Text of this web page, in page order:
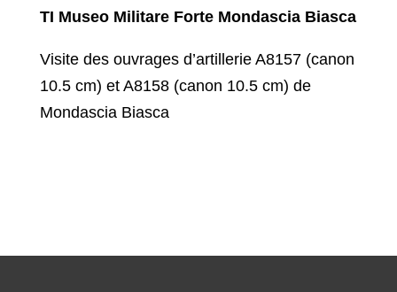
TI Museo Militare Forte Mondascia Biasca
Visite des ouvrages d’artillerie A8157 (canon
10.5 cm) et A8158 (canon 10.5 cm) de
Mondascia Biasca